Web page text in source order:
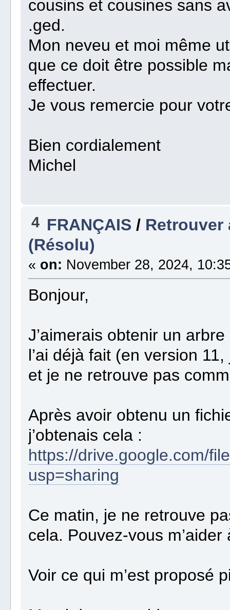
cousins et cousines sans
.ged.
Mon neveu et moi même
que ce doit être possible
effectuer.
Je vous remercie pour
Bien cordialement
Michel
4 FRANÇAIS / Retrouver
(Résolu)
« on: November 28, 2024,
Bonjour,
J’aimerais obtenir un
l’ai déjà fait (en version
et je ne retrouve pas
Après avoir obtenu un
j’obtenais cela :
https://drive.google.com/
usp=sharing
Ce matin, je ne retrouve
cela. Pouvez-vous
Voir ce qui m’est proposé